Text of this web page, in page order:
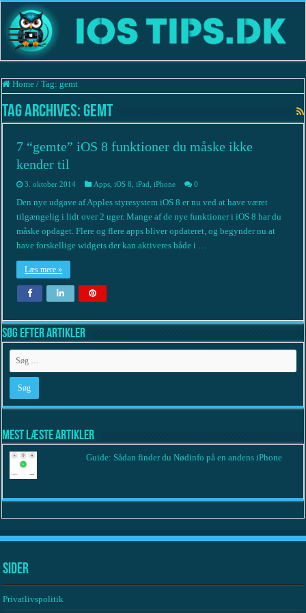
Home / Tag: gemt
Tag Archives:gemt
7 “gemte” iOS 8 funktioner du måske ikke
kender til
3. oktober 2014 Apps ,iOS 8 ,iPad ,iPhone 0
Den nye udgave af Apples styresystem iOS 8 er nu ved at have været
tilgængelig i lidt over 2 uger. Mange af de nye funktioner i iOS 8 har du
måske opdaget. Flere og flere apps bliver opdateret, og begynder nu at
have forskellige widgets der kan aktiveres både i …
Læs mere »
Søg efter artikler
Mest læste artikler
Guide: Sådan finder du Nødinfo på en andens iPhone
Sider
Privatlivspolitik